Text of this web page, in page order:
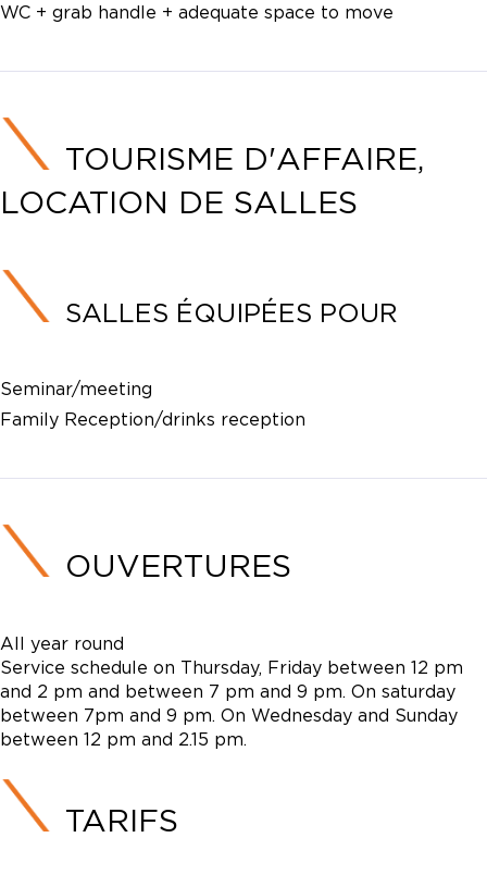
WC + grab handle + adequate space to move
TOURISME D'AFFAIRE,
LOCATION DE SALLES
SALLES ÉQUIPÉES POUR
Seminar/meeting
Family Reception/drinks reception
OUVERTURES
All year round
Service schedule on Thursday, Friday between 12 pm
and 2 pm and between 7 pm and 9 pm. On saturday
between 7pm and 9 pm. On Wednesday and Sunday
between 12 pm and 2.15 pm.
TARIFS